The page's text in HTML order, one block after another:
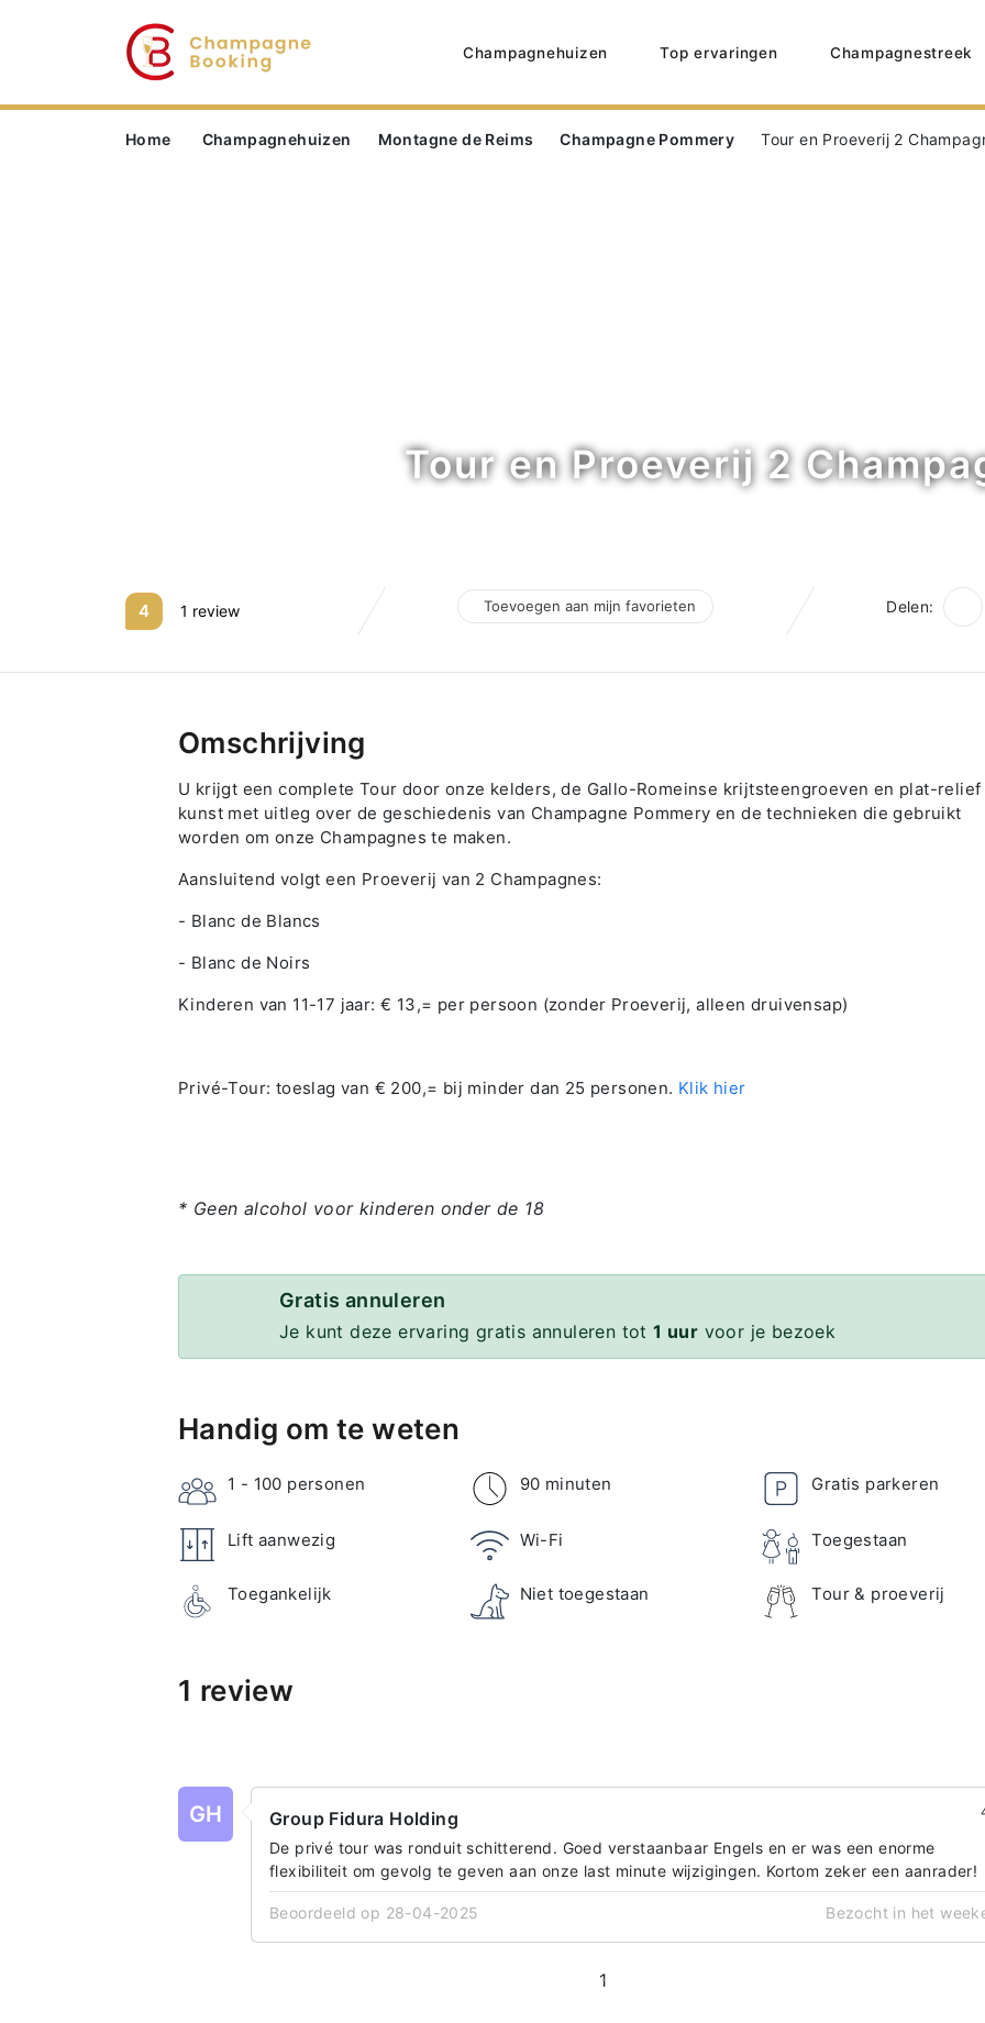
Champagnehuizen Top ervaringen Champagnestreek
Home Champagnehuizen Montagne de Reims Champagne Pommery Tour en Proeverij 2
Tour en Proeverij 2
4 1 review Toevoegen aan mijn favorieten Delen:
Omschrijving
U krijgt een complete Tour door onze kelders, de Gallo-Romeinse krijtsteengroeven en plat-relief
kunst met uitleg over de geschiedenis van Champagne Pommery en de technieken die gebruikt
worden om onze Champagnes te maken.
Aansluitend volgt een Proeverij van 2 Champagnes:
- Blanc de Blancs
- Blanc de Noirs
Kinderen van 11-17 jaar: € 13,= per persoon (zonder Proeverij, alleen druivensap)
Privé-Tour: toeslag van € 200,= bij minder dan 25 personen. Klik hier
* Geen alcohol voor kinderen onder de 18
Gratis annuleren
Je kunt deze ervaring gratis annuleren tot1 uur voor je bezoek
Handig om te weten
1 - 100 personen 90 minuten Gratis parkeren
Lift aanwezig Wi-Fi Toegestaan
Toegankelijk Niet toegestaan Tour & proeverij
1 review
GH Group Fidura Holding
De privé tour was ronduit schitterend. Goed verstaanbaar Engels en er was een enorme
flexibiliteit om gevolg te geven aan onze last minute wijzigingen. Kortom zeker een aanrader!
Beoordeeld op 28-04-2025 Bezocht in het
1